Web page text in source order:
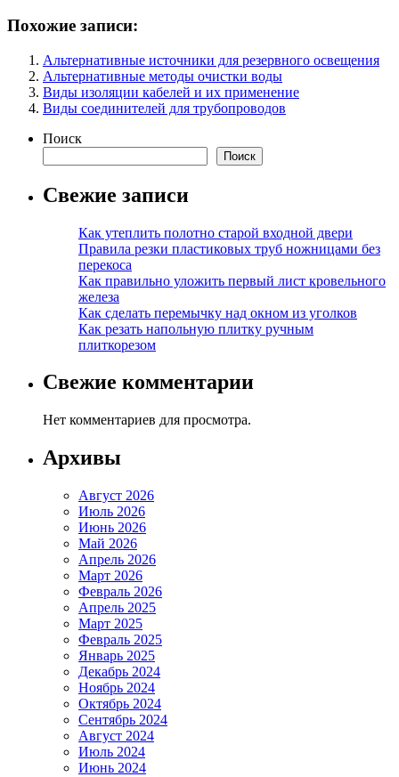
Похожие записи:
Альтернативные источники для резервного освещения
Альтернативные методы очистки воды
Виды изоляции кабелей и их применение
Виды соединителей для трубопроводов
Поиск
Поиск
Свежие записи
Как утеплить полотно старой входной двери
Правила резки пластиковых труб ножницами без
перекоса
Как правильно уложить первый лист кровельного
железа
Как сделать перемычку над окном из уголков
Как резать напольную плитку ручным
плиткорезом
Свежие комментарии
Нет комментариев для просмотра.
Архивы
Август 2026
Июль 2026
Июнь 2026
Май 2026
Апрель 2026
Март 2026
Февраль 2026
Апрель 2025
Март 2025
Февраль 2025
Январь 2025
Декабрь 2024
Ноябрь 2024
Октябрь 2024
Сентябрь 2024
Август 2024
Июль 2024
Июнь 2024